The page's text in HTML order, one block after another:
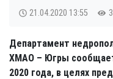
21.04.2020 13:55
Департамент
ХМАО – Югры
2020 года, в целях